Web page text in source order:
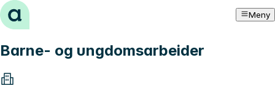
Hopp til innhold Meny
Barne- og ungdomsarbeider